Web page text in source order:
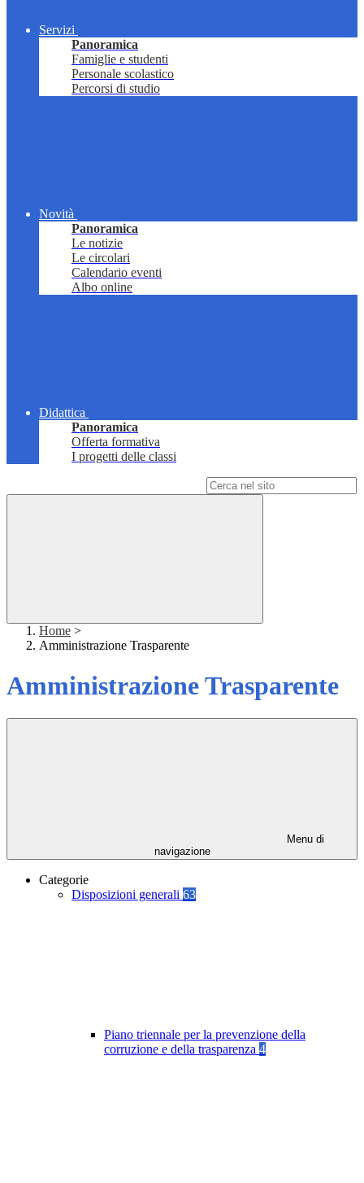
Servizi
Panoramica
Famiglie e studenti
Personale scolastico
Percorsi di studio
Novità
Panoramica
Le notizie
Le circolari
Calendario eventi
Albo online
Didattica
Panoramica
Offerta formativa
I progetti delle classi
Home >
Amministrazione Trasparente
Amministrazione Trasparente
Menu di
navigazione
Categorie
Disposizioni generali 63
Piano triennale per la prevenzione della
corruzione e della trasparenza 4